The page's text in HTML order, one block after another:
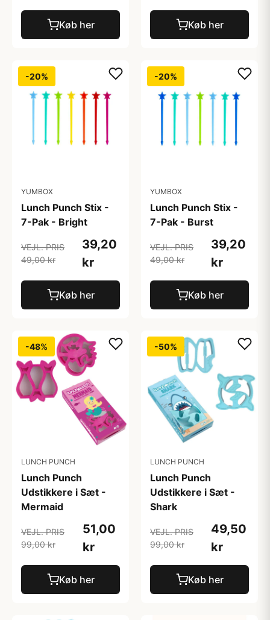
Køb her Køb her
-20%
YUMBOX
Lunch Punch Stix -
7-Pak - Bright
VEJL. PRIS
49,00 kr
39,20
kr
Køb her
-20%
YUMBOX
Lunch Punch Stix -
7-Pak - Burst
VEJL. PRIS
49,00 kr
39,20
kr
Køb her
-48%
LUNCH PUNCH
Lunch Punch
Udstikkere i Sæt -
Mermaid
VEJL. PRIS
99,00 kr
51,00
kr
Køb her
-50%
LUNCH PUNCH
Lunch Punch
Udstikkere i Sæt -
Shark
VEJL. PRIS
99,00 kr
49,50
kr
Køb her